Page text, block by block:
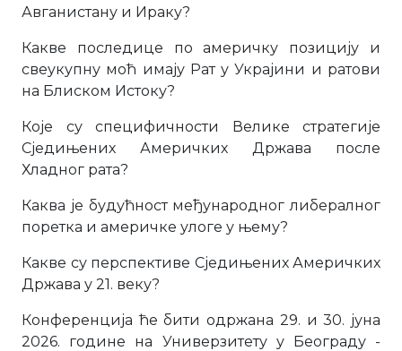
Авганистану и Ираку?
Какве последице по америчку позицију и
свеукупну моћ имају Рат у Украјини и ратови
на Блиском Истоку?
Које су специфичности Велике стратегије
Сједињених Америчких Држава после
Хладног рата?
Каква је будућност међународног либералног
поретка и америчке улоге у њему?
Какве су перспективе Сједињених Америчких
Држава у 21. веку?
Конференција ће бити одржана 29. и 30. јуна
2026. године на Универзитету у Београду -